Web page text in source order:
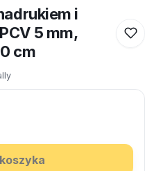
i
5 mm,
cm